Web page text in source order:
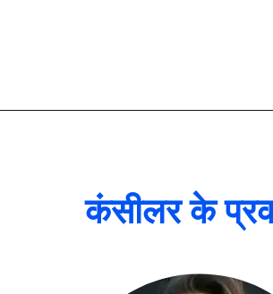
कंसीलर के